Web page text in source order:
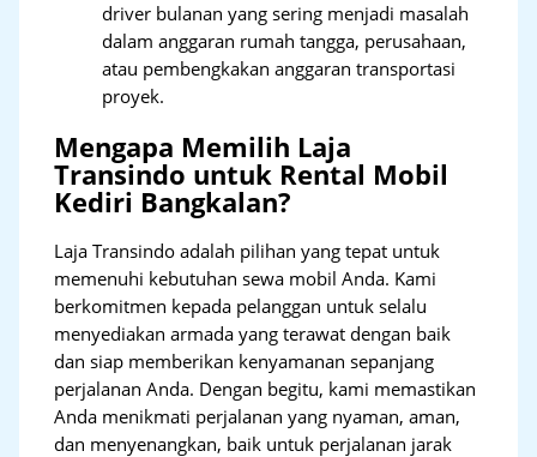
driver bulanan yang sering menjadi masalah
dalam anggaran rumah tangga, perusahaan,
atau pembengkakan anggaran transportasi
proyek.
Mengapa Memilih Laja
Transindo untuk Rental Mobil
Kediri Bangkalan?
Laja Transindo adalah pilihan yang tepat untuk
memenuhi kebutuhan sewa mobil Anda. Kami
berkomitmen kepada pelanggan untuk selalu
menyediakan armada yang terawat dengan baik
dan siap memberikan kenyamanan sepanjang
perjalanan Anda. Dengan begitu, kami memastikan
Anda menikmati perjalanan yang nyaman, aman,
dan menyenangkan, baik untuk perjalanan jarak